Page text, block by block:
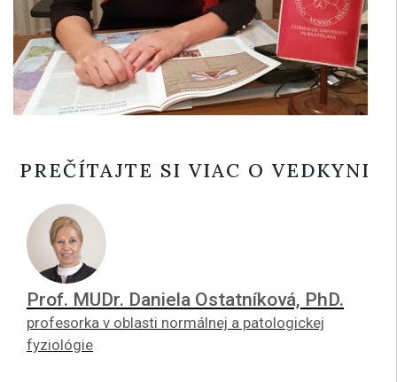
PREČÍTAJTE SI VIAC O VEDKYNI
Prof. MUDr. Daniela Ostatníková, PhD.
profesorka v oblasti normálnej a patologickej
fyziológie